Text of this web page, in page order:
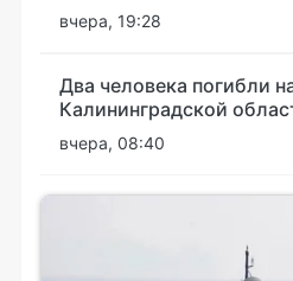
вчера, 19:28
Два человека погибли
Калининградской
вчера, 08:40